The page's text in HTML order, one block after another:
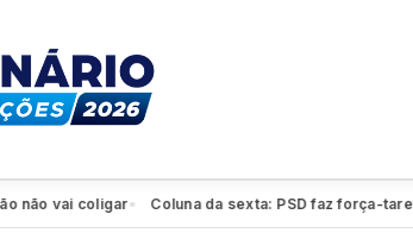
vai coligar● Coluna da sexta: PSD faz força-tarefa